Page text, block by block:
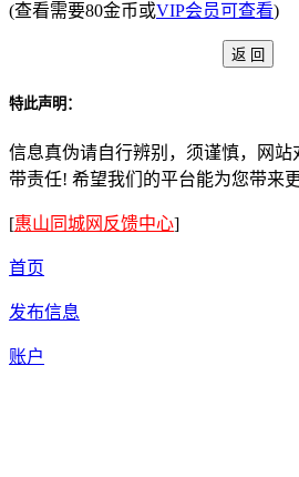
(查看需要80金币或VIP会员可查看)
特此声明：
信息真伪请自行辨别，须谨慎，网
带责任! 希望我们的平台能为您带来
[惠山同城网反馈中心]
首页
发布信息
账户